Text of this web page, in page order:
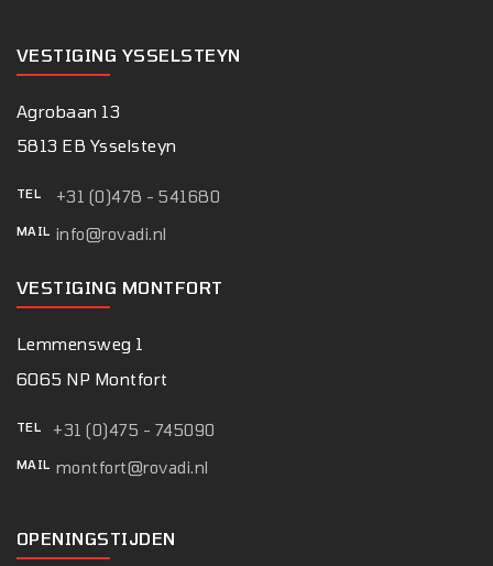
VESTIGING YSSELSTEYN
Agrobaan 13
5813 EB Ysselsteyn
TEL +31 (0)478 - 541680
MAIL info@rovadi.nl
VESTIGING MONTFORT
Lemmensweg 1
6065 NP Montfort
TEL +31 (0)475 - 745090
MAIL montfort@rovadi.nl
OPENINGSTIJDEN